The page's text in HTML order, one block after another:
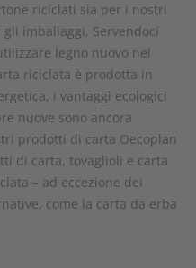
riciclati sia per i nostri
imballaggi. Servendoci
legno nuovo nel
riciclata è prodotta in
i vantaggi ecologici
nuove sono ancora
prodotti di carta Oecoplan
di carta, tovaglioli e carta
– ad eccezione dei
come la carta da erba